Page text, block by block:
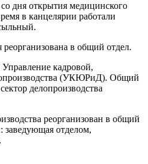
дня открытия медицинского
в канцелярии работали
в общий отдел.
кадровой,
(УКЮРиД). Общий
делопроизводства
реорганизован в общий
заведующая отделом,